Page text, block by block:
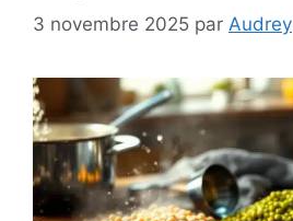
3 novembre 2025 par Audrey